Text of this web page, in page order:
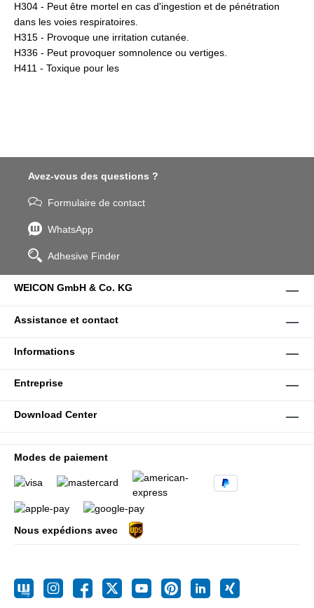
H304 - Peut être mortel en cas d'ingestion et de pénétration
dans les voies respiratoires.
H315 - Provoque une irritation cutanée.
H336 - Peut provoquer somnolence ou vertiges.
H411 - Toxique pour les
Avez-vous des questions ?
Formulaire de contact
WhatsApp
Adhesive Finder
WEICON GmbH & Co. KG
Assistance et contact
Informations
Entreprise
Download Center
Modes de paiement
Nous expédions avec